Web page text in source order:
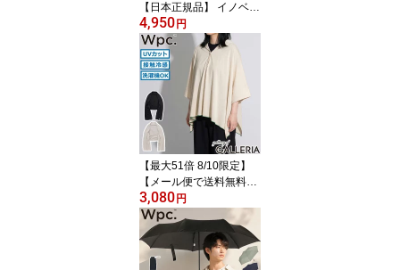
【日本正規品】 イノベー
ター 折りたたみ傘 メン
ズ レディース 軽量 ブラ
ンド innovator コンパク
ト ワンタッチ 晴雨兼用
雨傘 日傘 傘 晴雨兼用折
り畳み 自動開閉 55cm 大
きめ UVカット 遮光 IN-5
5WJP
4,950 円
【最大51倍 8/10限定】
【メール便で送料無料】
Wpc. ショール 春夏 春 夏
カーディガン 大判 ダブ
リュピーシー ストール U
Vカット ボレロ ブランケ
ット 薄手 レディース 接
3,080 円